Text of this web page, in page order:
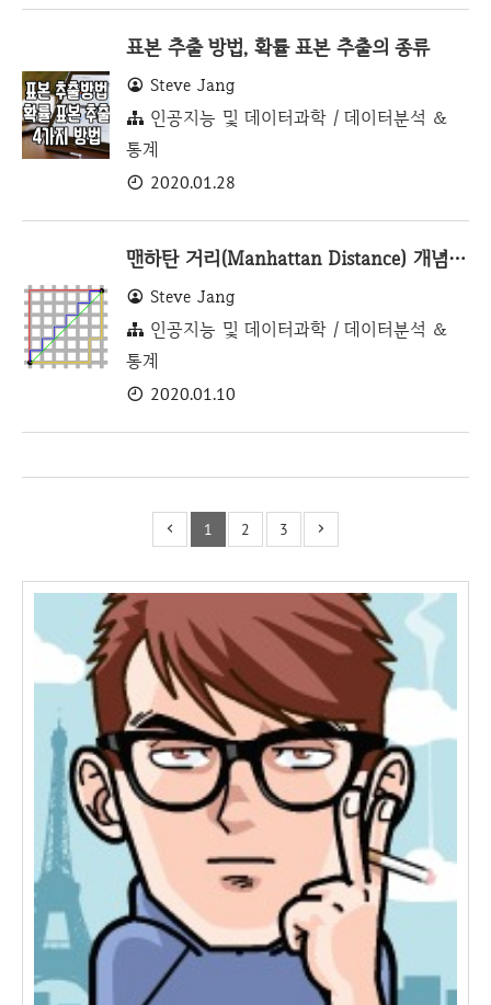
표본 추출 방법, 확률 표본 추출의 종류
Steve Jang
인공지능 및 데이터과학 / 데이터분석 &
통계
2020.01.28
맨하탄 거리(Manhattan Distance) 개념과 구현해보기
Steve Jang
인공지능 및 데이터과학 / 데이터분석 &
통계
2020.01.10
1 2 3